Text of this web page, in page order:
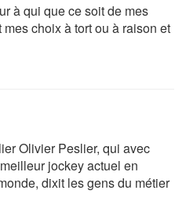
à qui que ce soit de mes
choix à tort ou à raison et
Olivier Peslier, qui avec
jockey actuel en
dixit les gens du métier